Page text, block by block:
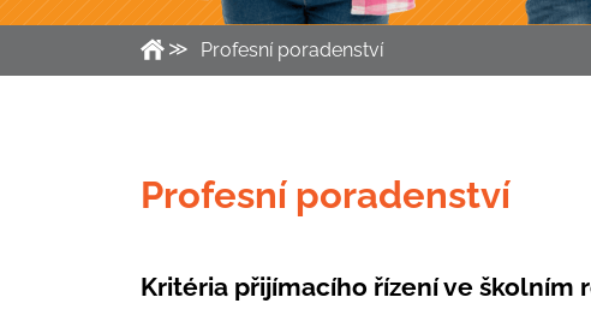
Profesní poradenství
Profesní poradenství
Kritéria přijímacího řízení ve školním